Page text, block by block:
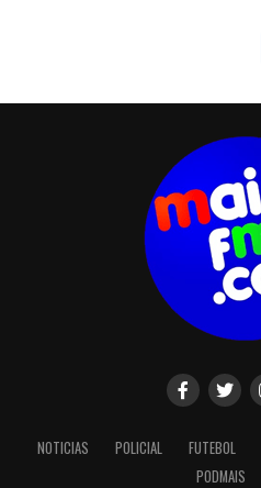
NOTICIAS POLICIAL FUTEBOL
PODMAIS